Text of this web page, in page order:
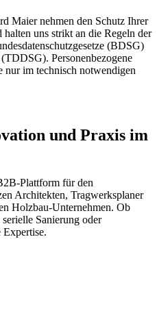
Maier nehmen den Schutz Ihrer
halten uns strikt an die Regeln der
(BDSG)
Personenbezogene
nur im technisch notwendigen
und Praxis im
Plattform für den
Architekten, Tragwerksplaner
Holzbau-Unternehmen. Ob
Sanierung oder